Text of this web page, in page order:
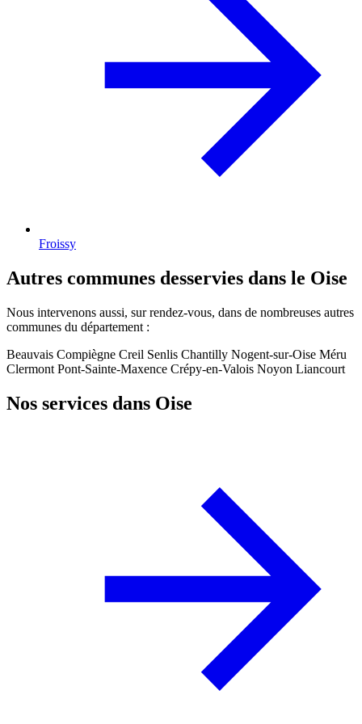
Froissy
Autres communes desservies dans le Oise
Nous intervenons aussi, sur rendez-vous, dans de nombreuses autres
communes du département :
Beauvais Compiègne Creil Senlis Chantilly Nogent-sur-Oise Méru
Clermont Pont-Sainte-Maxence Crépy-en-Valois Noyon Liancourt
Nos services dans Oise